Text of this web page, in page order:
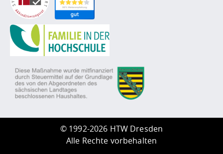
© 1992-2026 HTW Dresden
Alle Rechte vorbehalten